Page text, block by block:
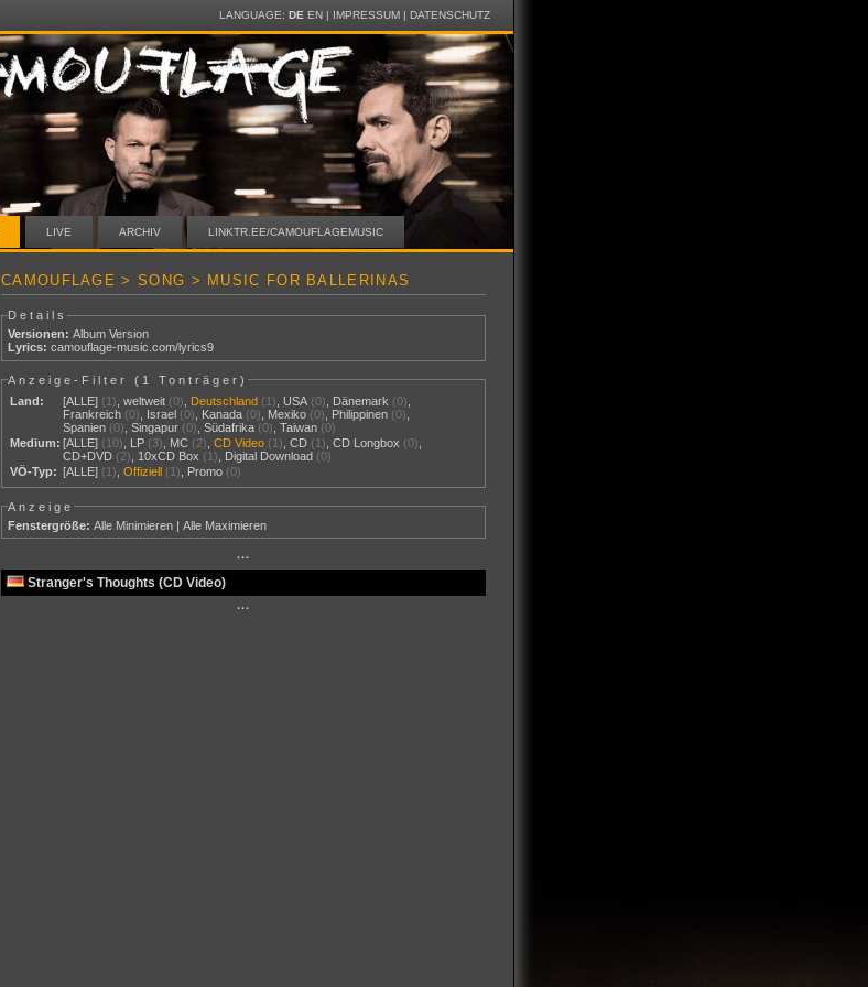
LANGUAGE: DE EN| IMPRESSUM| DATENSCHUTZ
LIVE ARCHIV LINKTR.EE/CAMOUFLAGEMUSIC
CAMOUFLAGE > SONG > MUSIC FOR BALLERINAS
Details
Versionen: Album Version
Lyrics: camouflage-music.com/lyrics9
Anzeige-Filter ( 1 Tonträger)
Land:
[ALLE] (1) ,weltweit (0) Deutschland (1) USA (0) Dänemark (0)
Frankreich (0) Israel (0) Kanada (0) Mexiko (0) Philippinen (0)
Spanien (0) ,Singapur (0) ,Südafrika (0) ,Taiwan (0)
Medium: [ALLE] (10) LP (3) MC (2) ,CD Video (1) ,CD (1) ,CD Longbox (0)
CD+DVD (2) 10xCD Box (1) Digital Download (0)
VÖ-Typ: [ALLE] (1) ,Offiziell (1) Promo (0)
Anzeige
Fenstergröße: Alle Minimieren |Alle Maximieren
···
Stranger's Thoughts (CD Video)
···